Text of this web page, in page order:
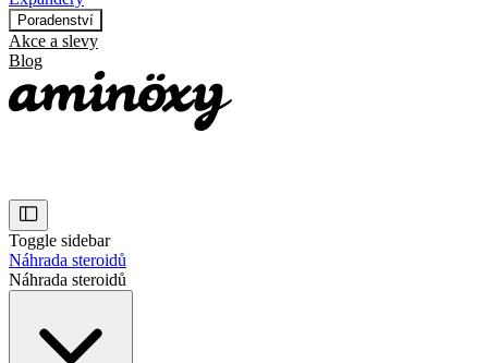
Poradenství
Akce a slevy
Blog
Toggle sidebar
Náhrada steroidů
Náhrada steroidů